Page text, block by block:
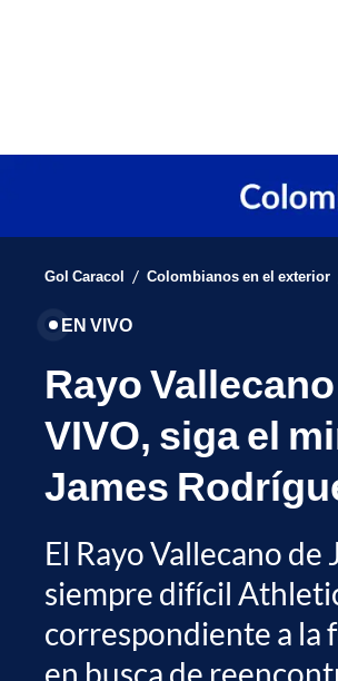
Gol Caracol / Colombianos en el exterior
EN VIVO
Rayo
VIVO, siga el
James
El Rayo Vallecano
siempre difícil
correspondiente a la
en busca de